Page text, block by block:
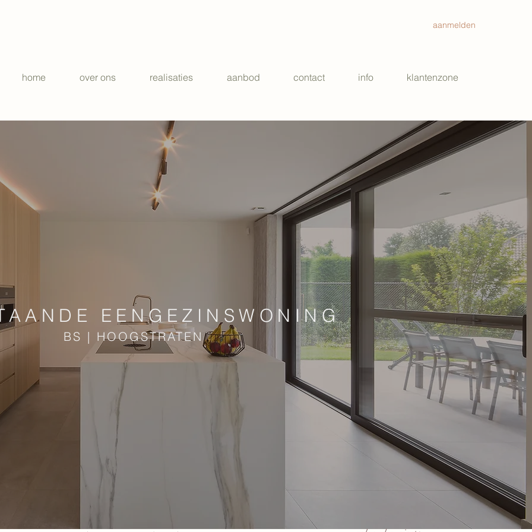
aanmelden
home over ons realisaties aanbod contact info klantenzone
EENGEZINSWONING
BS | HOOGSTRATEN